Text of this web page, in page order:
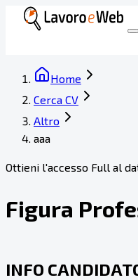
Home
Cerca CV
Altro
aaa
Ottieni l'accesso Full al
Figura
INFO